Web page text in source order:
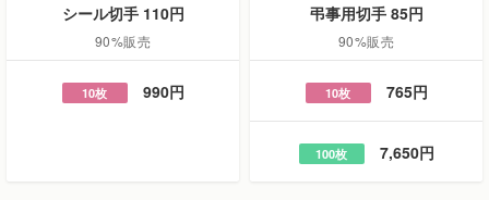
シール切手 110円
90%販売
10枚 990円
弔事用切手 85円
90%販売
10枚 765円
100枚 7,650円